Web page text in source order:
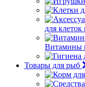
для клеток
Витамины
Товары для рыб